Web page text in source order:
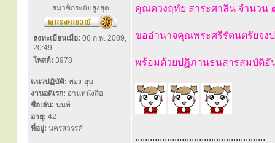
สมาชิกระดับสูงสุด
ลงทะเบียนเมื่อ: 06 ก.พ. 2009,
20:49
โพสต์: 3978
แนวปฏิบัติ: พอง-ยุบ
งานอดิเรก: อ่านหนังสือ
ชื่อเล่น: นนท์
อายุ: 42
ที่อยู่: นครสวรรค์
คุณดวงฤทัย สาระศาลิน จำนวน
ขออำนาจคุณพระศรีรัตนตรัยจง
พร้อมด้วยปฏิภานธนสารสมบัติอั
.....................................................